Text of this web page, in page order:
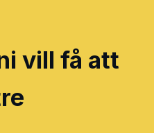
vill få att